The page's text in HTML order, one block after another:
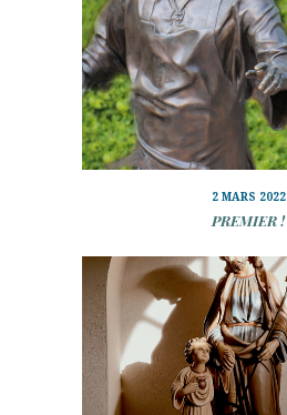
2 MARS 2022
PREMIER !